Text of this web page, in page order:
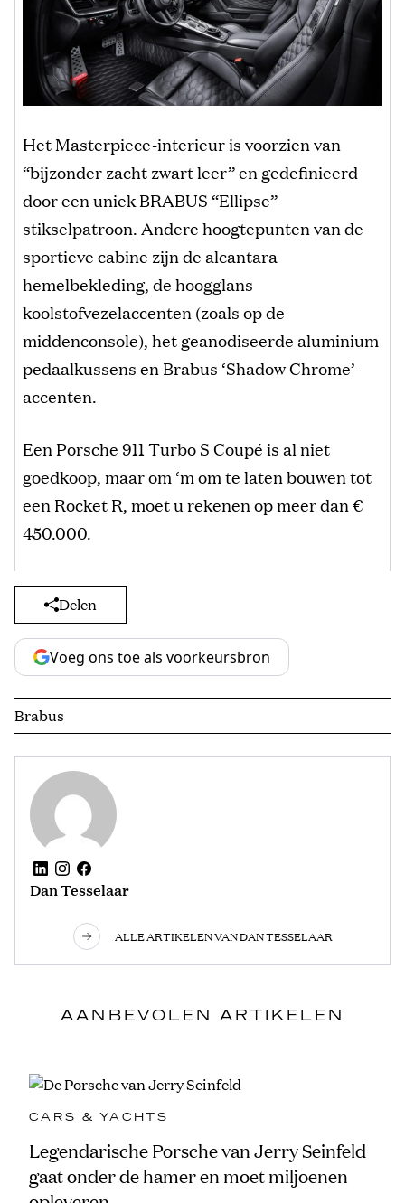
Het Masterpiece-interieur is voorzien van
“bijzonder zacht zwart leer” en gedefinieerd
door een uniek BRABUS “Ellipse”
stikselpatroon. Andere hoogtepunten van de
sportieve cabine zijn de alcantara
hemelbekleding, de hoogglans
koolstofvezelaccenten (zoals op de
middenconsole), het geanodiseerde aluminium
pedaalkussens en Brabus ‘Shadow Chrome’-
accenten.
Een Porsche 911 Turbo S Coupé is al niet
goedkoop, maar om ‘m om te laten bouwen tot
een Rocket R, moet u rekenen op meer dan €
450.000.
Delen
Voeg ons toe als voorkeursbron
Brabus
Dan Tesselaar
ALLE ARTIKELEN VAN DAN TESSELAAR
AANBEVOLEN ARTIKELEN
CARS & YACHTS
Legendarische Porsche van Jerry Seinfeld
gaat onder de hamer en moet miljoenen